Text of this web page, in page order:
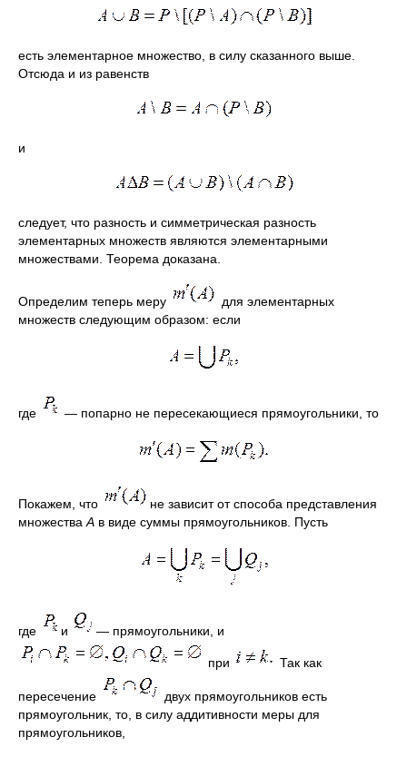
есть элементарное множество, в силу сказанного выше.
Отсюда и из равенств
и
следует, что разность и симметрическая разность
элементарных множеств являются элементарными
множествами. Теорема доказана.
Определим теперь меру
для элементарных
множеств следующим образом: если
где — попарно не пересекающиеся прямоугольники, то
Покажем, что
не зависит от способа представления
множества А в виде суммы прямоугольников. Пусть
где и — прямоугольники, и
при Так как
пересечение
двух прямоугольников есть
прямоугольник, то, в силу аддитивности меры для
прямоугольников,